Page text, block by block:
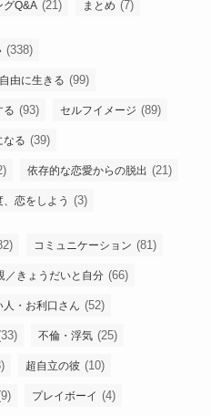
グQ&A (21) まとめ (7)
(338)
自由に生きる (99)
る (93) セルフイメージ (89)
なる (39)
依存的な恋愛からの脱出 (21)
、恋をしよう (3)
コミュニケーション (81)
／きょうだいと自分 (66)
人・お利口さん (52)
不倫・浮気 (25)
超自立の彼 (10)
プレイボーイ (4)